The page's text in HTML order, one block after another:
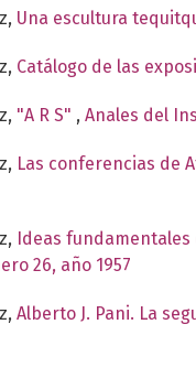
Una escultura
Catálogo de las
"A R S" , Anales del
Las conferencias de
Ideas fundamentales
26, año 1957
Alberto J. Pani. La